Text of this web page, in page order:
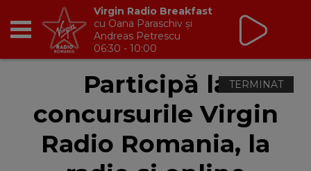
BREAKFAST
TIC TALK
Virgin Radio Breakfast
cu Oana Paraschiv și
Andreas Petrescu
06:30 - 10:00
Participă la
concursurile Virgin
Radio Romania, la